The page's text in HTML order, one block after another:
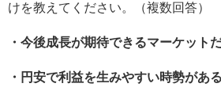
けを教えてください。（複数回答）
・今後成長が期待できるマーケット
・円安で利益を生みやすい時勢があ